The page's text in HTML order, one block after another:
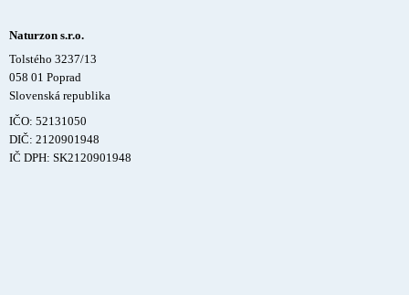
Naturzon s.r.o.
Tolstého 3237/13
058 01 Poprad
Slovenská republika
IČO: 52131050
DIČ: 2120901948
IČ DPH: SK2120901948